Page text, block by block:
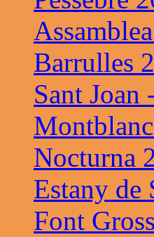
Barrulles
Sant Joan
Nocturna
Estany de
Font